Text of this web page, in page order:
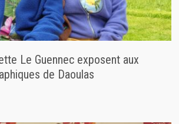
Le Guennec exposent aux
de Daoulas